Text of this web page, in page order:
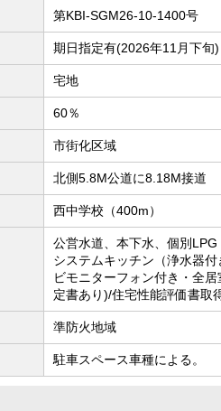
第KBI-SGM26-10-1400号
期日指定有(2026年11月下旬)
宅地
60％
市街化区域
北側5.8M公道に8.18M接道
西中学校（400m）
公営水道、本下水、個別LPG
システムキッチン（浄水器
ビモニターフォン付き・全
定書あり)/住宅性能評価書
準防火地域
駐車スペース車種による。